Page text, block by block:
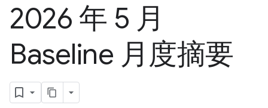
2026 年 5 月
Baseline 月度摘要